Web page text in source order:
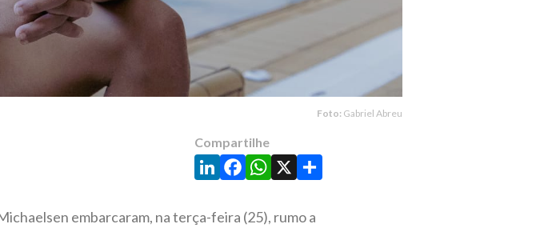
Foto: Gabriel Abreu
Compartilhe
LinkedIn
Facebook
WhatsApp
X Share
embarcaram, na terça-feira (25), rumo a